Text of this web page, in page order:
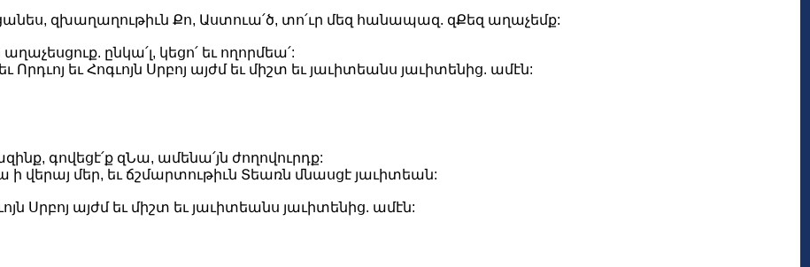
զխաղաղութիւն Քո, Աստուա՛ծ, տո՛ւր մեզ հանապազ. զՔեզ աղաչեմք:
ընկա՛լ, կեցո՛ եւ ողորմեա՛:
Որդւոյ եւ Հոգւոյն Սրբոյ այժմ եւ միշտ եւ յաւիտեանս յաւիտենից. ամէն:
գովեցէ՛ք զՆա, ամենա՛յն ժողովուրդք:
ի վերայ մեր, եւ ճշմարտութիւն Տեառն մնասցէ յաւիտեան:
Սրբոյ այժմ եւ միշտ եւ յաւիտեանս յաւիտենից. ամէն: